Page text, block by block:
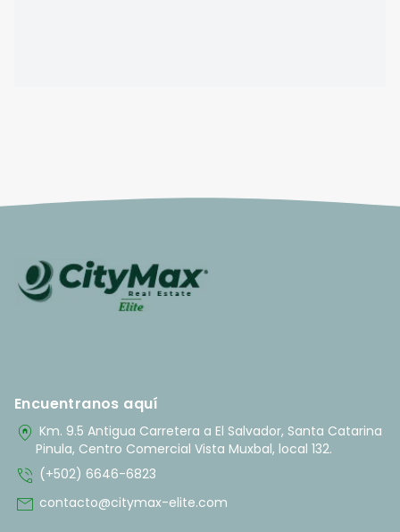
Encuentranos aquí
home_pin Km. 9.5 Antigua Carretera a El Salvador, Santa Catarina
Pinula, Centro Comercial Vista Muxbal, local 132.
phone_in_talk (+502) 6646-6823
mail contacto@citymax-elite.com